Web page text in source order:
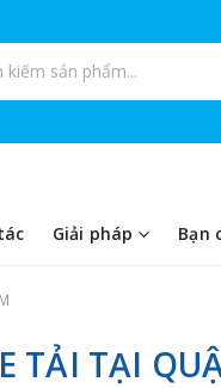
sản phẩm
Giải pháp Bạn
TẢI TẠI